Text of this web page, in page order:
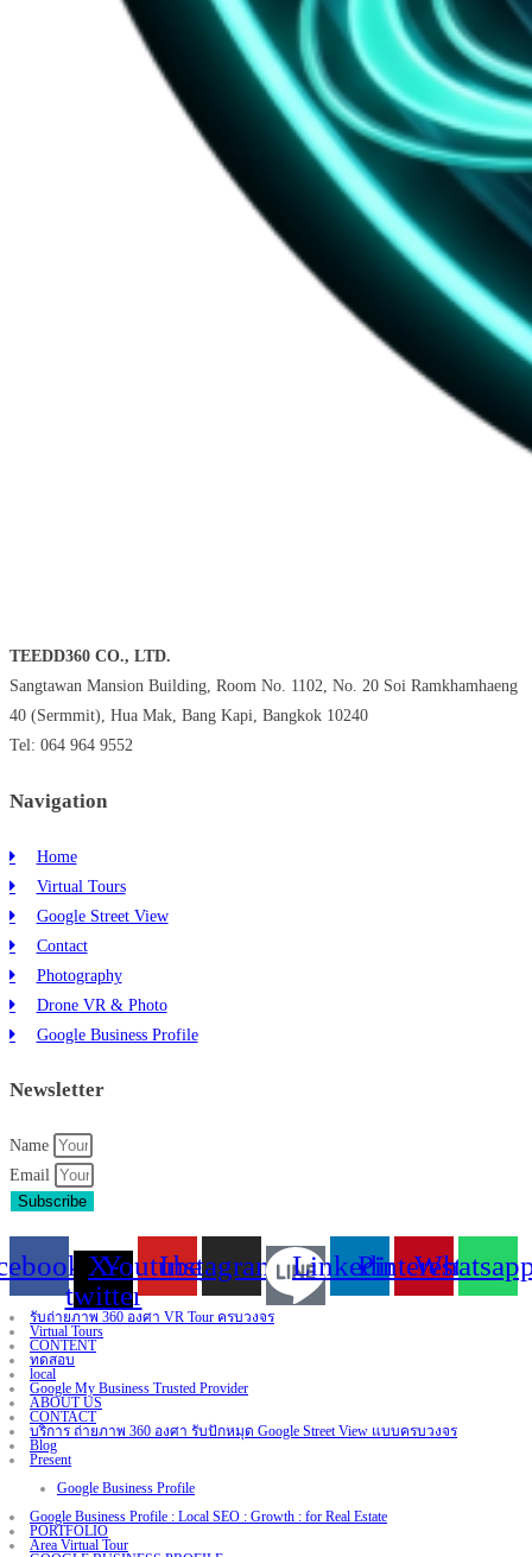
TEEDD360 CO., LTD.
Sangtawan Mansion Building, Room No. 1102, No. 20 Soi Ramkhamhaeng
40 (Sermmit), Hua Mak, Bang Kapi, Bangkok 10240
Tel: 064 964 9552
Navigation
Home
Virtual Tours
Google Street View
Contact
Photography
Drone VR & Photo
Google Business Profile
Newsletter
Name
Email
Subscribe
X-
twitter
YoutubeInstagram LinkedinPinterest
รับถ่ายภาพ 360 องศา VR Tour ครบวงจร
Virtual Tours
CONTENT
ทดสอบ
local
Google My Business Trusted Provider
ABOUT US
CONTACT
บริการ ถ่ายภาพ 360 องศา รับปักหมุด Google Street View แบบครบวงจร
Blog
Present
Google Business Profile
Google Business Profile : Local SEO : Growth : for Real Estate
PORTFOLIO
Area Virtual Tour